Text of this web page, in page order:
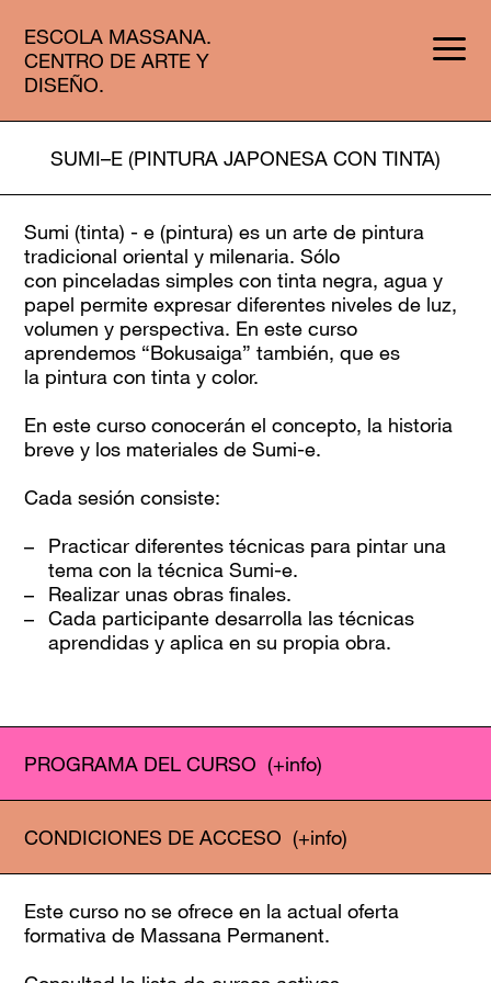
ESCOLA MASSANA.
CENTRO DE ARTE Y
DISEÑO.
SUMI–E (PINTURA JAPONESA CON TINTA)
Sumi (tinta) - e (pintura) es un arte de pintura
tradicional oriental y milenaria. Sólo
con pinceladas simples con tinta negra, agua y
papel permite expresar diferentes niveles de luz,
volumen y perspectiva. En este curso
aprendemos “Bokusaiga” también, que es
la pintura con tinta y color.
En este curso conocerán el concepto, la historia
breve y los materiales de Sumi-e.
Cada sesión consiste:
Practicar diferentes técnicas para pintar una
tema con la técnica Sumi-e.
Realizar unas obras finales.
Cada participante desarrolla las técnicas
aprendidas y aplica en su propia obra.
PROGRAMA DEL CURSO (+info)
CONDICIONES DE ACCESO (+info)
Este curso no se ofrece en la actual oferta
formativa de Massana Permanent.